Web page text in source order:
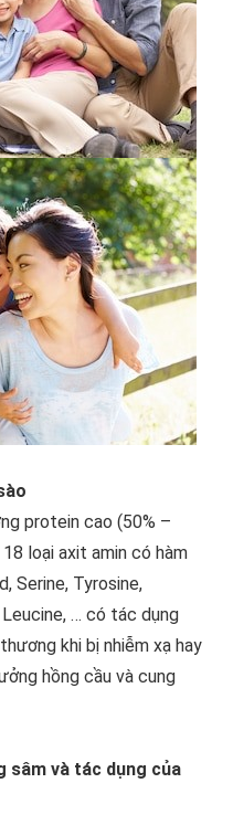
protein cao (50% –
loại axit amin có hàm
Serine, Tyrosine,
Leucine, … có tác dụng
khi bị nhiễm xạ hay
hồng cầu và cung
sâm và tác dụng của